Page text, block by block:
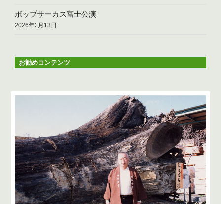
ポップサーカス富士公演
2026年3月13日
お勧めコンテンツ